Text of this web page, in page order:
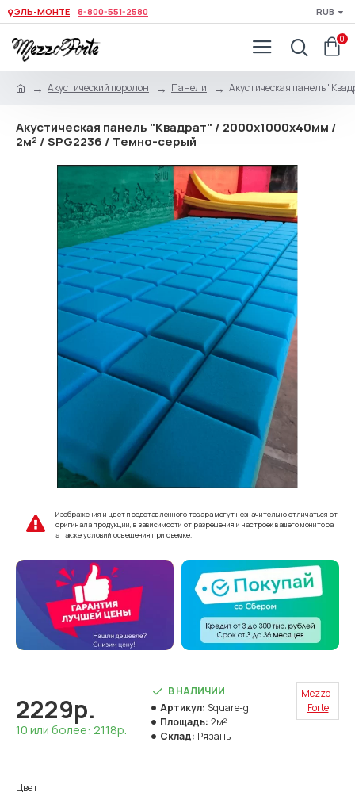
ЭЛЬ-МОНТЕ 8-800-551-2580 RUB
0
Акустический поролон Панели Акустическая панель
Акустическая панель "Квадрат" / 2000х1000х40мм /
2м² / SPG2236 / Темно-серый
Изображения и цвет представленного товара могут незначительно отличаться от
оригинала продукции, в зависимости от разрешения и настроек вашего монитора,
а также условий освещения при съемке.
2229р.
10 или более: 2118р.
В НАЛИЧИИ
Артикул: Square-g
Площадь: 2м²
Склад: Рязань
Mezzo-
Forte
Цвет